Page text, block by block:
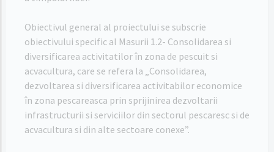
Obiectivul general al proiectului se subscrie
obiectivului specific al Masurii 1.2- Consolidarea si
diversificarea activitatilor în zona de pescuit si
acvacultura, care se refera la „Consolidarea,
dezvoltarea si diversificarea activitabilor economice
în zona pescareasca prin sprijinirea dezvoltarii
infrastructurii si serviciilor din sectorul pescaresc si de
acvacultura si din alte sectoare conexe”.